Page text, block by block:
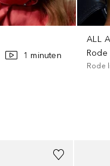
1 minuten
ALL
Rode
Rode